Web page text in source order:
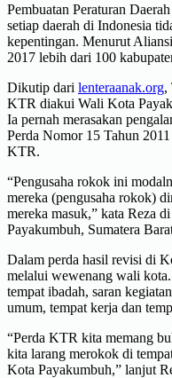
Pembuatan Peraturan
setiap daerah di Indonesia
kepentingan. Menurut
2017 lebih dari 100
Dikutip dari lenteraanak.org,
KTR diakui Wali Kota
Ia pernah merasakan
Perda Nomor 15 Tahun
KTR.
“Pengusaha rokok ini
mereka (pengusaha rokok)
mereka masuk,” kata Reza
Payakumbuh, Sumatera
Dalam perda hasil revisi di
melalui wewenang wali kota.
tempat ibadah, saran
umum, tempat kerja dan
“Perda KTR kita memang
kita larang merokok di
Kota Payakumbuh,” lanjut